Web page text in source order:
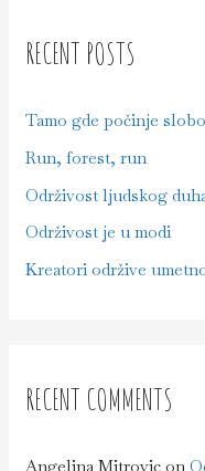
h
o
r
:
RECENT POSTS
Tamo gde počinje
Run, forest, run
Održivost ljudskog
Održivost je u modi
Kreatori održive
RECENT COMMENTS
Angelina Mitrovic on